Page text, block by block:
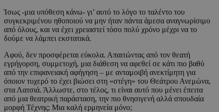
Ίσως -μια υπόθεση κάνω- γι’ αυτό το λόγο το ταλέντο του
συγκεκριμένου ηθοποιού να μην ήταν πάντα άμεσα αναγνωρίσιμο
από όλους, και να έχει χρειαστεί τόσο πολύ χρόνο μέχρι να το
δούμε να λάμπει εκστατικά.
Αφού, δεν προσφέρεται εύκολα. Απαιτώντας από τον θεατή
εγρήγορση, συμμετοχή, μια διάθεση να αφεθεί σε κάτι πιο βαθύ
από την επιφανειακή αφήγηση – με ανταμοιβή ανεκτίμητη για
όποιον τυχερό το έχει βιώσει στη «στέγη» του Θεάτρου Ανεμώνα,
στα Λατσιά. Άλλωστε, στο τέλος, τι είναι αυτό που μένει έπειτα
από μια θεατρική παράσταση, την πιο θνησιγενή αλλά σπουδαία
μορφή Τέχνης; Μια καλή ερμηνεία μόνο;